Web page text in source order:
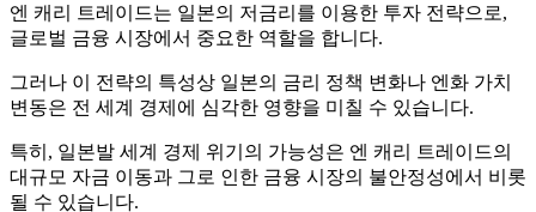
엔 캐리 트레이드는 일본의 저금리를 이용한 투자 전략으로,
글로벌 금융 시장에서 중요한 역할을 합니다.
그러나 이 전략의 특성상 일본의 금리 정책 변화나 엔화 가치
변동은 전 세계 경제에 심각한 영향을 미칠 수 있습니다.
특히, 일본발 세계 경제 위기의 가능성은 엔 캐리 트레이드의
대규모 자금 이동과 그로 인한 금융 시장의 불안정성에서 비롯
될 수 있습니다.